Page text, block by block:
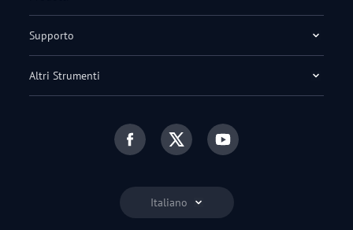
Italiano
Supporto
Altri Strumenti